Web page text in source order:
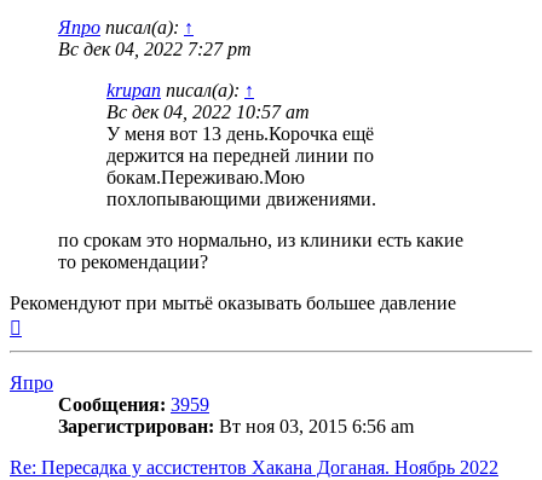
Япро писал(а): ↑
Вс дек 04, 2022 7:27 pm
krupan писал(а): ↑
Вс дек 04, 2022 10:57 am
У меня вот 13 день.Корочка ещё
держится на передней линии по
бокам.Переживаю.Мою
похлопывающими движениями.
по срокам это нормально, из клиники есть какие
то рекомендации?
Рекомендуют при мытьё оказывать большее давление
Япро
Сообщения: 3959
Зарегистрирован: Вт ноя 03, 2015 6:56 am
Re: Пересадка у ассистентов Хакана Доганая. Ноябрь 2022